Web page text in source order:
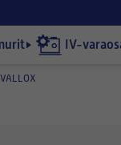
IV-
VALLOX